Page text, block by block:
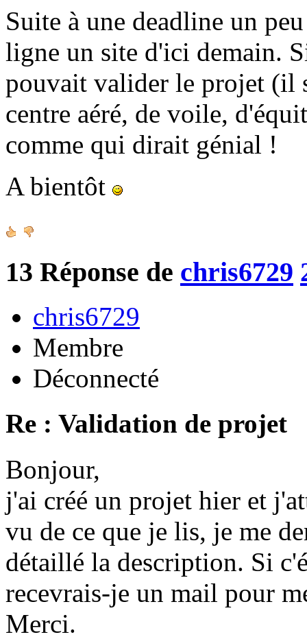
Suite à une deadline un
ligne un site d'ici demain.
pouvait valider le projet (il
centre aéré, de voile,
comme qui dirait génial !
A bientôt
13 Réponse de chris6729
chris6729
Membre
Déconnecté
Re : Validation de projet
Bonjour,
j'ai créé un projet hier et
vu de ce que je lis, je me
détaillé la description. Si
recevrais-je un mail pour
Merci.